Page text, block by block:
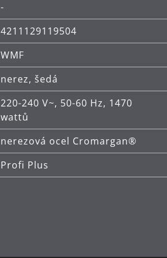
-
4211129119504
WMF
nerez, šedá
220-240 V~, 50-60 Hz, 1470
wattů
nerezová ocel Cromargan®
Profi Plus